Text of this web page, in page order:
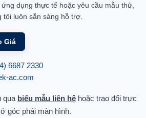
dụng thực tế hoặc yêu cầu mẫu thử,
tôi luôn sẵn sàng hỗ trợ.
Giá
6687 2330
ac.com
qua biểu mẫu liên hệ hoặc trao đổi trực
góc phải màn hình.